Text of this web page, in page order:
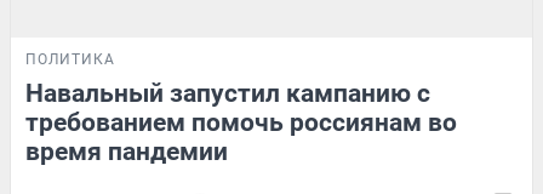
ПОЛИТИКА
Навальный запустил кампанию с
требованием помочь россиянам во
время пандемии